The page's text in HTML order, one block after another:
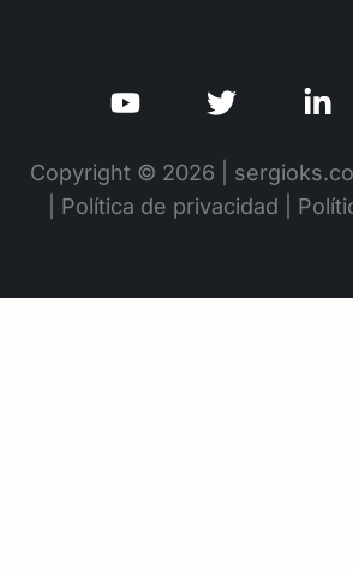
Copyright © 2026 |
Política de privacidad